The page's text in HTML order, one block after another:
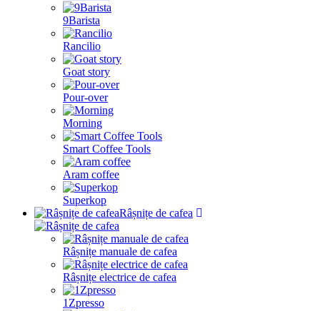
9Barista
Rancilio
Goat story
Pour-over
Morning
Smart Coffee Tools
Aram coffee
Superkop
Râșnițe de cafea
Râșnițe manuale de cafea
Râșnițe electrice de cafea
1Zpresso